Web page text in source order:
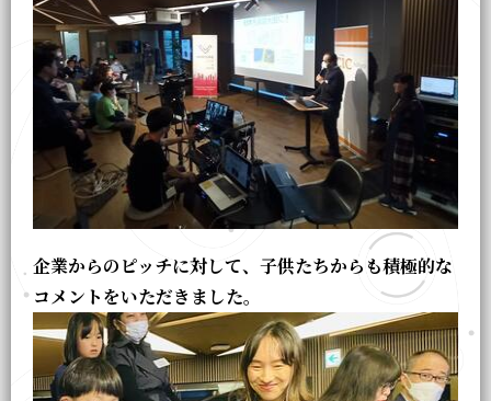
企業からのピッチに対して、子供たちからも積極的な
コメントをいただきました。